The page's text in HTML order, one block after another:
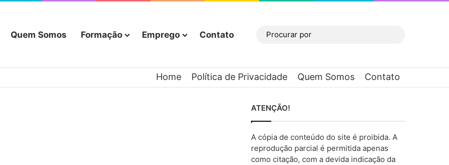
Quem Somos Formação Emprego Contato Barra Lateral
Home Política de Privacidade Quem Somos Contato
ATENÇÃO!
A cópia de conteúdo do site é proibida. A
reprodução parcial é permitida apenas
como citação, com a devida indicação da